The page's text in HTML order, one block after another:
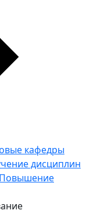
кафедры
дисциплин
Повышение